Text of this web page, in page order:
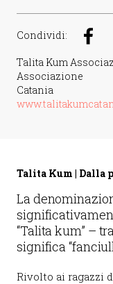
Condividi:
Talita Kum
Associazione
Catania
Talita Kum | Dalla
La
“Talita kum” –
significa
Rivolto ai ragazzi